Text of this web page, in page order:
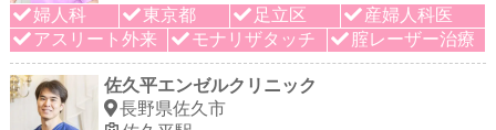
婦人科 東京都 足立区
産婦人科医
アスリート外来
モナリザタッチ 腟レーザー治療
佐久平エンゼルクリニック
長野県佐久市